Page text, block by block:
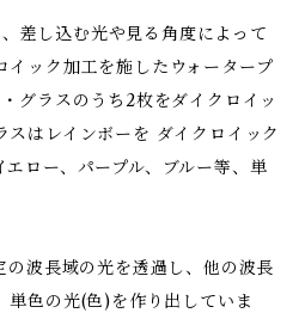
し込む光や見る角度によって
イック加工を施したウォータープ
グラスのうち2枚をダイクロイッ
スはレインボーを ダイクロイック
ロー、パープル、ブルー等、単
の波長域の光を透過し、他の波長
単色の光(色)を作り出していま